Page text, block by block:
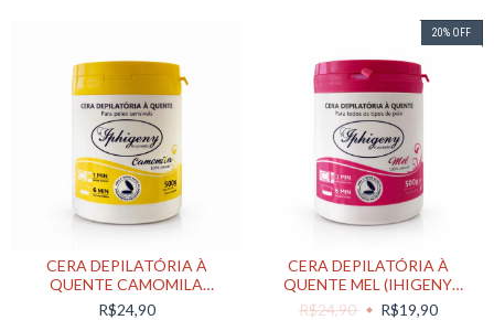
CERA DEPILATÓRIA À
QUENTE CAMOMILA
(IHIGENY KOSMETIC) 500G
R$24,90
20% OFF
CERA DEPILATÓRIA À
QUENTE MEL (IHIGENY
KOSMETIC) 500G
R$24,90 R$19,90